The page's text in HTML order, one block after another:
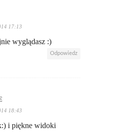
17:13
wyglądasz :)
Odpowiedz
18:43
i piękne widoki